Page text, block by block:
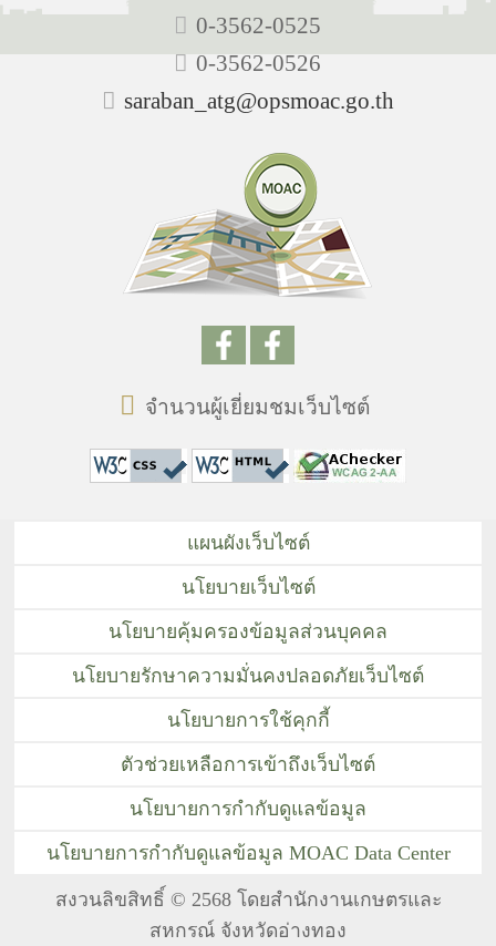
0-3562-0525
0-3562-0526
saraban_atg@opsmoac.go.th
จำนวนผู้เยี่ยมชมเว็บไซต์
สงวนลิขสิทธิ์ © 2568 โดยสำนักงานเกษตรและ
สหกรณ์ จังหวัดอ่างทอง
แผนผังเว็บไซต์
นโยบายเว็บไซต์
นโยบายคุ้มครองข้อมูลส่วนบุคคล
นโยบายรักษาความมั่นคงปลอดภัยเว็บไซต์
นโยบายการใช้คุกกี้
ตัวช่วยเหลือการเข้าถึงเว็บไซต์
นโยบายการกำกับดูแลข้อมูล
นโยบายการกำกับดูแลข้อมูล MOAC Data Center